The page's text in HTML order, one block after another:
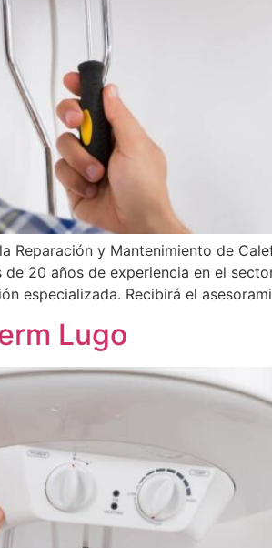
Reparación y Mantenimiento de
20 años de experiencia en el
especializada. Recibirá el
Lugo